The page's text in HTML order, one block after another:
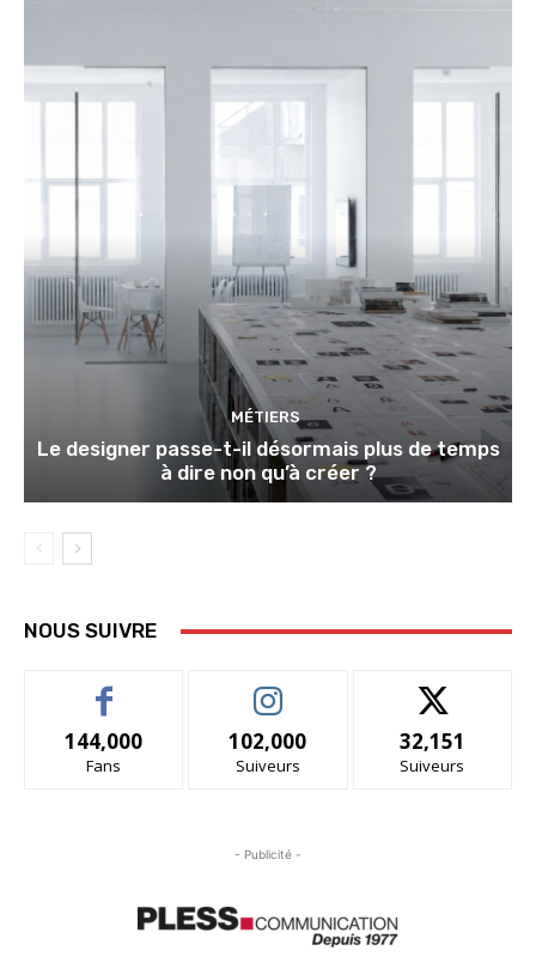
MÉTIERS
Le designer passe-t-il désormais plus de temps
à dire non qu’à créer ?
NOUS SUIVRE
144,000
Fans
102,000
Suiveurs
32,151
Suiveurs
- Publicité -